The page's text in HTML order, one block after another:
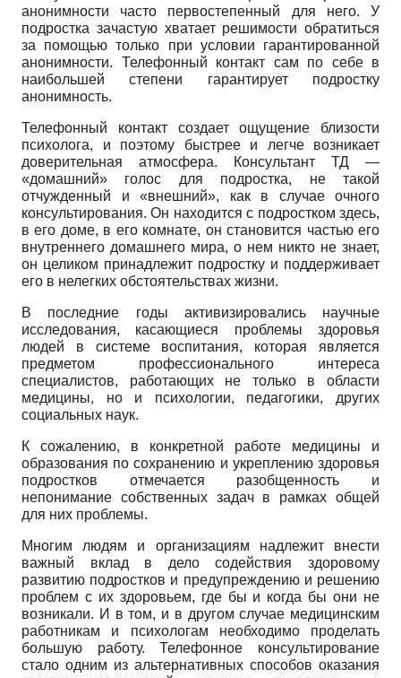
анонимности часто первостепенный для него. У
подростка зачастую хватает решимости обратиться
за помощью только при условии гарантированной
анонимности. Телефонный контакт сам по себе в
наибольшей степени гарантирует подростку
анонимность.
Телефонный контакт создает ощущение близости
психолога, и поэтому быстрее и легче возникает
доверительная атмосфера. Консультант ТД —
«домашний» голос для подростка, не такой
отчужденный и «внешний», как в случае очного
консультирования. Он находится с подростком здесь,
в его доме, в его комнате, он становится частью его
внутреннего домашнего мира, о нем никто не знает,
он целиком принадлежит подростку и поддерживает
его в нелегких обстоятельствах жизни.
В последние годы активизировались научные
исследования, касающиеся проблемы здоровья
людей в системе воспитания, которая является
предметом профессионального интереса
специалистов, работающих не только в области
медицины, но и психологии, педагогики, других
социальных наук.
К сожалению, в конкретной работе медицины и
образования по сохранению и укреплению здоровья
подростков отмечается разобщенность и
непонимание собственных задач в рамках общей
для них проблемы.
Многим людям и организациям надлежит внести
важный вклад в дело содействия здоровому
развитию подростков и предупреждению и решению
проблем с их здоровьем, где бы и когда бы они не
возникали. И в том, и в другом случае медицинским
работникам и психологам необходимо проделать
большую работу. Телефонное консультирование
стало одним из альтернативных способов оказания